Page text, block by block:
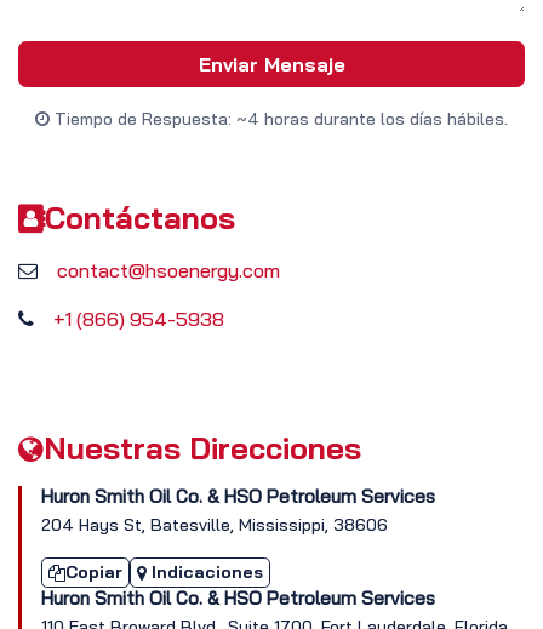
Enviar Mensaje
Tiempo de Respuesta: ~4 horas durante los días hábiles.
Contáctanos
contact@hsoenergy.com
+1 (866) 954-5938
Nuestras Direcciones
Huron Smith Oil Co. & HSO Petroleum Services
204 Hays St, Batesville, Mississippi, 38606
Copiar Indicaciones
Huron Smith Oil Co. & HSO Petroleum Services